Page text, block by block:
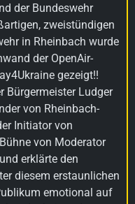
der Bundeswehr
zweistündigen
in Rheinbach wurde
der OpenAir-
gezeigt!!
Bürgermeister Ludger
von Rheinbach-
Initiator von
von Moderator
erklärte den
diesem erstaunlichen
emotional auf